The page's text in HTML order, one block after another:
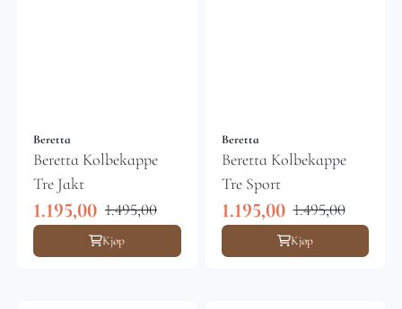
Beretta
Beretta Kolbekappe
Tre Jakt
1.195,00 1.495,00
Kjøp
Beretta
Beretta Kolbekappe
Tre Sport
1.195,00 1.495,00
Kjøp